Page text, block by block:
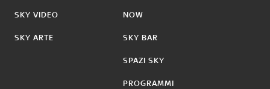
SKY VIDEO
SKY ARTE
NOW
SKY BAR
SPAZI SKY
PROGRAMMI